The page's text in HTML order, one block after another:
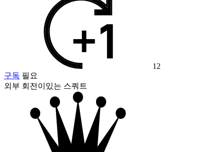
12
구독 필요
외부 회전이있는 스쿼트